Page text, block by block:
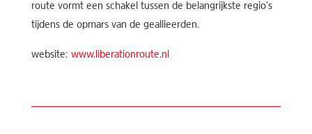
route vormt een schakel tussen de belangrijkste regio’s
tijdens de opmars van de geallieerden.
website: www.liberationroute.nl